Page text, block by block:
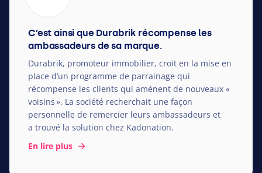
C’est ainsi que Durabrik récompense les
ambassadeurs de sa marque.
Durabrik, promoteur immobilier, croit en la mise en
place d’un programme de parrainage qui
récompense les clients qui amènent de nouveaux «
voisins ». La société recherchait une façon
personnelle de remercier leurs ambassadeurs et
a trouvé la solution chez Kadonation.
En lire plus